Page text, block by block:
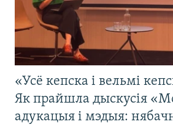
«Усё кепска і вельмі
Як прайшла дыскусія
адукацыя і мэдыя: